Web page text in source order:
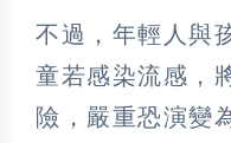
不過，年輕人與
童若感染流感，
險，嚴重恐演變